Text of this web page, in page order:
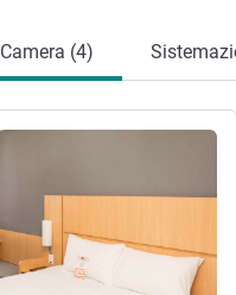
Camera (4)